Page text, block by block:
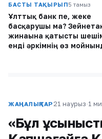
БАСТЫ ТАҚЫРЫП5 тамыз
Ұлттық банк пе, жеке
басқарушы ма?
жинағына қатысты
енді әркімнің өз
ЖАҢАЛЫҚТАР 21 наурыз·1
«Бұл